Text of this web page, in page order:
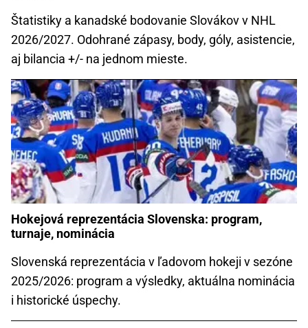
Štatistiky a kanadské bodovanie Slovákov v NHL
2026/2027. Odohrané zápasy, body, góly, asistencie,
aj bilancia +/- na jednom mieste.
Hokejová reprezentácia Slovenska: program,
turnaje, nominácia
Slovenská reprezentácia v ľadovom hokeji v sezóne
2025/2026: program a výsledky, aktuálna nominácia
i historické úspechy.